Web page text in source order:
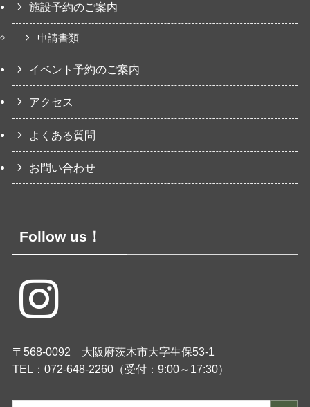
施設予約のご案内
申請書類
イベント予約のご案内
アクセス
よくある質問
お問い合わせ
Follow us！
〒568-0092 大阪府茨木市大字生保53-1
TEL：072-648-2260（受付：9:00～17:30）